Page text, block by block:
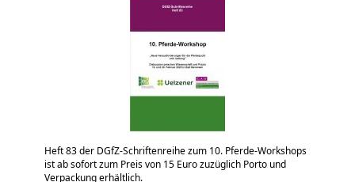
Heft 83 der DGfZ-Schriftenreihe zum 10. Pferde-Workshops
ist ab sofort zum Preis von 15 Euro zuzüglich Porto und
Verpackung erhältlich.